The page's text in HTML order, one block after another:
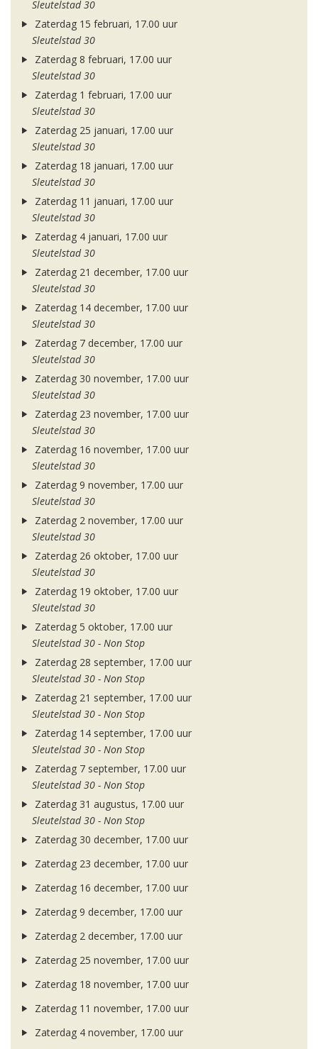
Sleutelstad 30
Zaterdag 15 februari, 17.00 uur
Sleutelstad 30
Zaterdag 8 februari, 17.00 uur
Sleutelstad 30
Zaterdag 1 februari, 17.00 uur
Sleutelstad 30
Zaterdag 25 januari, 17.00 uur
Sleutelstad 30
Zaterdag 18 januari, 17.00 uur
Sleutelstad 30
Zaterdag 11 januari, 17.00 uur
Sleutelstad 30
Zaterdag 4 januari, 17.00 uur
Sleutelstad 30
Zaterdag 21 december, 17.00 uur
Sleutelstad 30
Zaterdag 14 december, 17.00 uur
Sleutelstad 30
Zaterdag 7 december, 17.00 uur
Sleutelstad 30
Zaterdag 30 november, 17.00 uur
Sleutelstad 30
Zaterdag 23 november, 17.00 uur
Sleutelstad 30
Zaterdag 16 november, 17.00 uur
Sleutelstad 30
Zaterdag 9 november, 17.00 uur
Sleutelstad 30
Zaterdag 2 november, 17.00 uur
Sleutelstad 30
Zaterdag 26 oktober, 17.00 uur
Sleutelstad 30
Zaterdag 19 oktober, 17.00 uur
Sleutelstad 30
Zaterdag 5 oktober, 17.00 uur
Sleutelstad 30 - Non Stop
Zaterdag 28 september, 17.00 uur
Sleutelstad 30 - Non Stop
Zaterdag 21 september, 17.00 uur
Sleutelstad 30 - Non Stop
Zaterdag 14 september, 17.00 uur
Sleutelstad 30 - Non Stop
Zaterdag 7 september, 17.00 uur
Sleutelstad 30 - Non Stop
Zaterdag 31 augustus, 17.00 uur
Sleutelstad 30 - Non Stop
Zaterdag 30 december, 17.00 uur
Zaterdag 23 december, 17.00 uur
Zaterdag 16 december, 17.00 uur
Zaterdag 9 december, 17.00 uur
Zaterdag 2 december, 17.00 uur
Zaterdag 25 november, 17.00 uur
Zaterdag 18 november, 17.00 uur
Zaterdag 11 november, 17.00 uur
Zaterdag 4 november, 17.00 uur